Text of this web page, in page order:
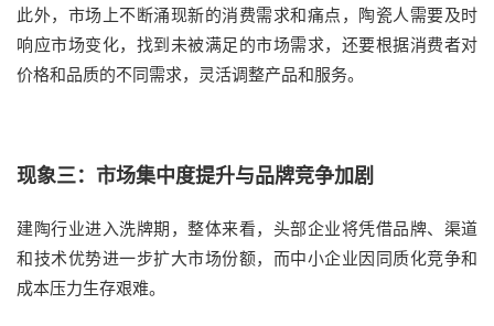
此外，市场上不断涌现新的消费需求和痛点，陶瓷人需要及时
响应市场变化，找到未被满足的市场需求，还要根据消费者对
价格和品质的不同需求，灵活调整产品和服务。
现象三：市场集中度提升与品牌竞争加剧
建陶行业进入洗牌期，整体来看，头部企业将凭借品牌、渠道
和技术优势进一步扩大市场份额，而中小企业因同质化竞争和
成本压力生存艰难。